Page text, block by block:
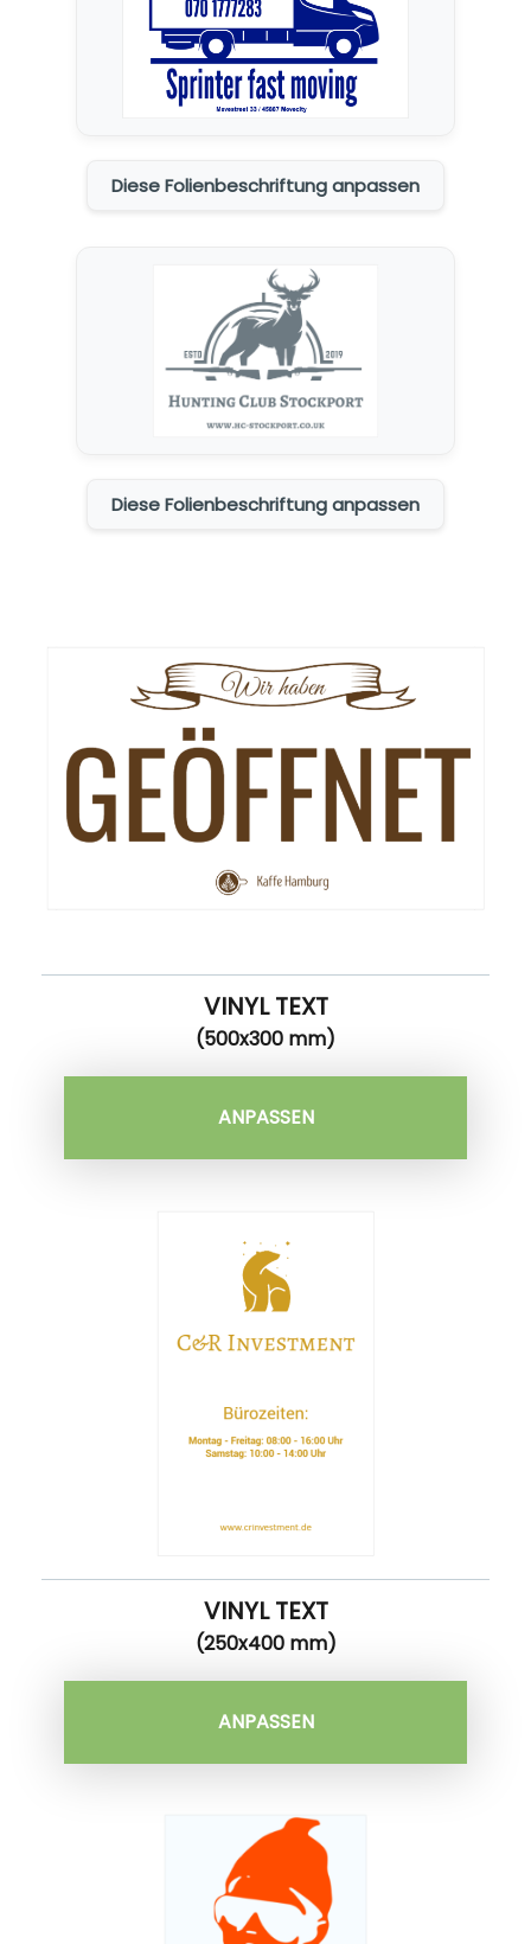
Diese Folienbeschriftung anpassen
Diese Folienbeschriftung anpassen
VINYL TEXT
(500x300 mm)
ANPASSEN
VINYL TEXT
(250x400 mm)
ANPASSEN